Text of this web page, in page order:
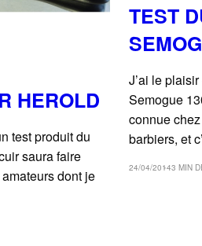
HEROLD
test produit du
saura faire
dont je
TEST
J’ai le
Semogue
connue
barbiers, et
24/04/20143 MIN